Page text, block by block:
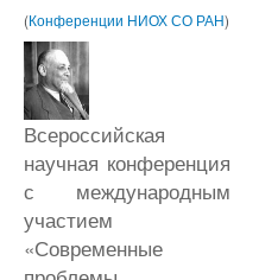
(Конференции НИОХ СО РАН)
Всероссийская
научная конференция
с международным
участием
«Современные